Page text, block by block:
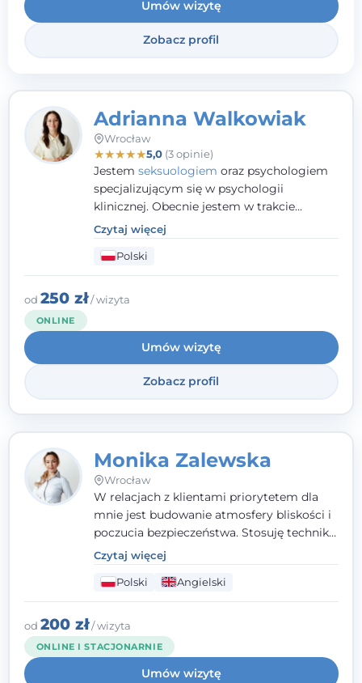
duże wyróżnienie.
Umów wizytę
Zobacz profil
Adrianna Walkowiak
Wrocław
★★★★★5,0(3 opinie)
Jestem seksuologiem oraz psychologiem
specjalizującym się w psychologii
klinicznej. Obecnie jestem w trakcie
szkolenia na psychoterapeutę
systemowego. Posiadam status członka
nadzwyczajnego Wielkopolskiego
TowarzystwaTerapii Systemowejoraz
należę do Polskiego Towarzystwa
pierwszym miejscu stawiam budowanie
atmosfery bezpieczeństwa i zrozumienia w
relacjach z Klientami. Istotna dla nie jest
również koncentracja na dostępnych
zasobach.
Czytaj więcej
Polski
od 250 zł/ wizyta
ONLINE
Umów wizytę
Zobacz profil
Monika Zalewska
Wrocław
W relacjach z klientami priorytetem dla
mnie jest budowanie atmosfery bliskości i
poczucia bezpieczeństwa. Stosuję techniki
poznawczo-behawioralne oraz metody,
które koncentrują się na rozwiązaniach
(TSR). Te polegają na osiąganiu
zamierzonych celów (doprowadzeniu do
rozwiązania trudnych sytuacji) poprzez
identyfikowanie i wzmacnianie zasobów
oraz mocnych stron klienta. W swojej
pracy korzystam także z metod dialogu
Czytaj więcej
Polski Angielski
od 200 zł/ wizyta
ONLINE I STACJONARNIE
Umów wizytę